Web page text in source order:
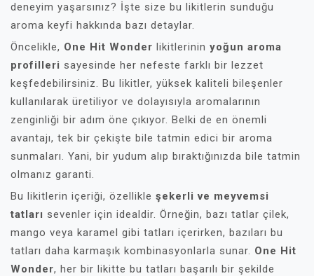
deneyim yaşarsınız? İşte size bu likitlerin sunduğu
aroma keyfi hakkında bazı detaylar.
Öncelikle, One Hit Wonder likitlerinin yoğun aroma
profilleri sayesinde her nefeste farklı bir lezzet
keşfedebilirsiniz. Bu likitler, yüksek kaliteli bileşenler
kullanılarak üretiliyor ve dolayısıyla aromalarının
zenginliği bir adım öne çıkıyor. Belki de en önemli
avantajı, tek bir çekişte bile tatmin edici bir aroma
sunmaları. Yani, bir yudum alıp bıraktığınızda bile tatmin
olmanız garanti.
Bu likitlerin içeriği, özellikle şekerli ve meyvemsi
tatları sevenler için idealdir. Örneğin, bazı tatlar çilek,
mango veya karamel gibi tatları içerirken, bazıları bu
tatları daha karmaşık kombinasyonlarla sunar. One Hit
Wonder, her bir likitte bu tatları başarılı bir şekilde